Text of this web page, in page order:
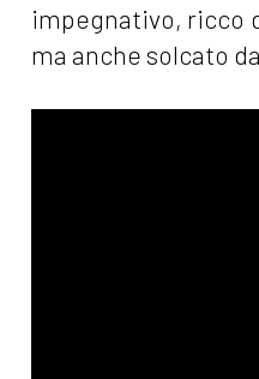
impegnativo, ricco
ma anche solcato